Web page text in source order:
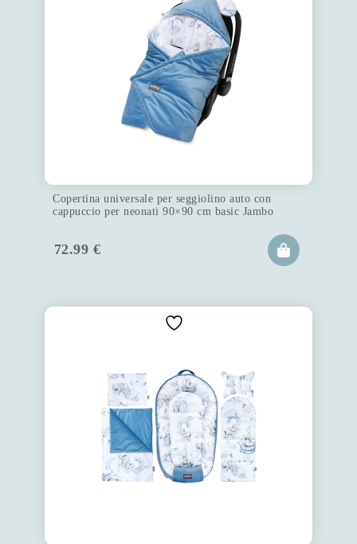
Copertina universale per seggiolino auto con
cappuccio per neonati 90×90 cm basic Jambo
72.99 €